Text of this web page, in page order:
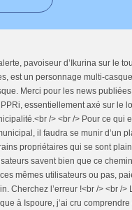
pavoiseur d’Ikurina sur le
est un personnage multi-
Merci pour les news
essentiellement axé sur le
/> <br /> Pour ce qui
il faudra se munir d’un
propriétaires qui se sont
savent bien que ce
mêmes utilisateurs ou pas,
Cherchez l’erreur !<br /> <br />
à Ispoure, j’ai cru